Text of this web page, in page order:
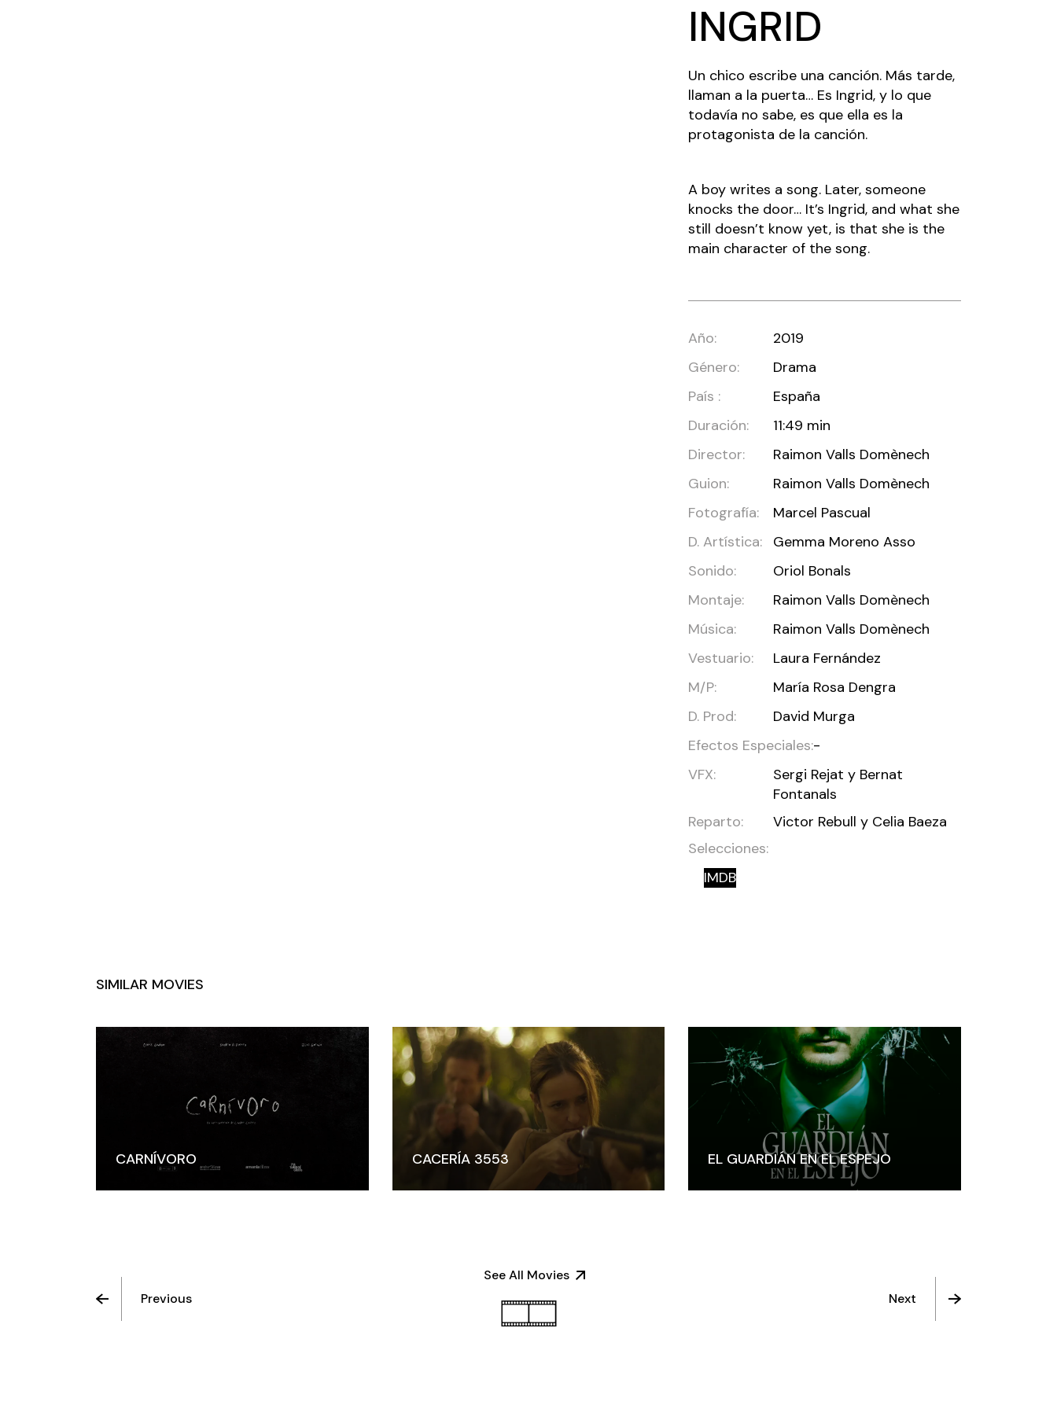
INGRID
Un chico escribe una canción. Más tarde,
llaman a la puerta… Es Ingrid, y lo que
todavía no sabe, es que ella es la
protagonista de la canción.
A boy writes a song. Later, someone
knocks the door… It’s Ingrid, and what she
still doesn’t know yet, is that she is the
main character of the song.
Año:
2019
Género:
Drama
País :
España
Duración:
11:49 min
Director:
Raimon Valls Domènech
Guion:
Raimon Valls Domènech
Fotografía:
Marcel Pascual
D. Artística:
Gemma Moreno Asso
Sonido:
Oriol Bonals
Montaje:
Raimon Valls Domènech
Música:
Raimon Valls Domènech
Vestuario:
Laura Fernández
M/P:
María Rosa Dengra
D. Prod:
David Murga
Efectos Especiales:-
VFX:
Sergi Rejat y Bernat
Fontanals
Reparto:
Victor Rebull y Celia Baeza
Selecciones:
IMDB
SIMILAR MOVIES
CARNÍVORO CACERÍA 3553 EL GUARDIÁN EN EL ESPEJO
Previous
See All Movies
Next